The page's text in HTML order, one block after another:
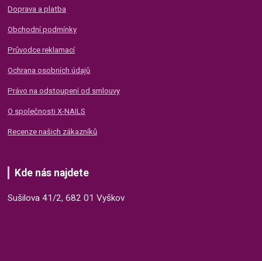
Doprava a platba
Obchodní podmínky
Průvodce reklamací
Ochrana osobních údajů
Právo na odstoupení od smlouvy
O společnosti X-NAILS
Recenze našich zákazníků
Kde nás najdete
Sušilova 41/2, 682 01 Vyškov